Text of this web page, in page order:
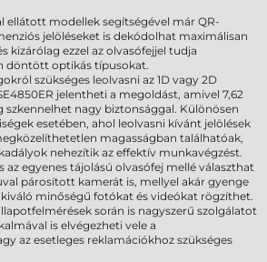
ellátott modellek segítségével már QR-
jelöléseket is dekódolhat maximálisan
kizárólag ezzel az olvasófejjel tudja
döntött optikás típusokat.
szükséges leolvasni az 1D vagy 2D
jelentheti a megoldást, amivel 7,62
szkennelhet nagy biztonsággal. Különösen
esetében, ahol leolvasni kívánt jelölések
magasságban találhatóak,
nehezítik az effektív munkavégzést.
az egyenes tájolású olvasófej mellé választhat
párosított kamerát is, mellyel akár gyenge
minőségű fotókat és videókat rögzíthet.
során is nagyszerű szolgálatot
is elvégezheti vele a
az esetleges reklamációkhoz szükséges